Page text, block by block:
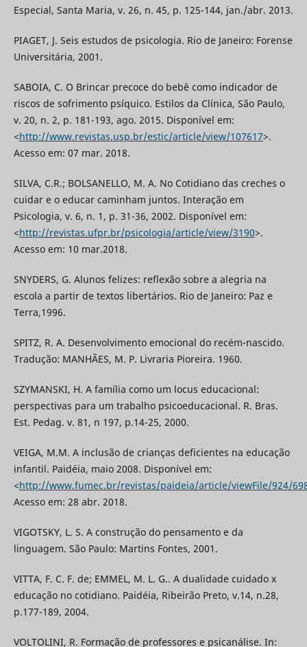
Especial, Santa Maria, v. 26, n. 45, p. 125-144, jan./abr. 2013.
PIAGET, J. Seis estudos de psicologia. Rio de Janeiro: Forense
Universitária, 2001.
SABOIA, C. O Brincar precoce do bebê como indicador de
riscos de sofrimento psíquico. Estilos da Clínica, São Paulo,
v. 20, n. 2, p. 181-193, ago. 2015. Disponível em:
<http://www.revistas.usp.br/estic/article/view/107617>.
Acesso em: 07 mar. 2018.
SILVA, C.R.; BOLSANELLO, M. A. No Cotidiano das creches o
cuidar e o educar caminham juntos. Interação em
Psicologia, v. 6, n. 1, p. 31-36, 2002. Disponível em:
<http://revistas.ufpr.br/psicologia/article/view/3190>.
Acesso em: 10 mar.2018.
SNYDERS, G. Alunos felizes: reflexão sobre a alegria na
escola a partir de textos libertários. Rio de Janeiro: Paz e
Terra,1996.
SPITZ, R. A. Desenvolvimento emocional do recém-nascido.
Tradução: MANHÃES, M. P. Livraria Pioreira. 1960.
SZYMANSKI, H. A família como um locus educacional:
perspectivas para um trabalho psicoeducacional. R. Bras.
Est. Pedag. v. 81, n 197, p.14-25, 2000.
VEIGA, M.M. A inclusão de crianças deficientes na educação
infantil. Paidéia, maio 2008. Disponível em:
<http://www.fumec.br/revistas/paideia/article/viewFile/924/
Acesso em: 28 abr. 2018.
VIGOTSKY, L. S. A construção do pensamento e da
linguagem. São Paulo: Martins Fontes, 2001.
VITTA, F. C. F. de; EMMEL, M. L. G.. A dualidade cuidado x
educação no cotidiano. Paidéia, Ribeirão Preto, v.14, n.28,
p.177-189, 2004.
VOLTOLINI, R. Formação de professores e psicanálise. In: